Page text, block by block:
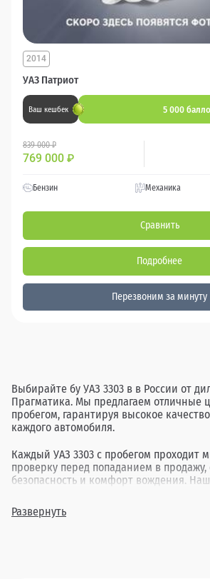
УАЗ Патриот
2014
Ваш кешбек 5 000
839 000 ₽
769 000 ₽
Бензин Механика
Сравнить
Подробнее
Перезвоним за минуту
Выбирайте бу УАЗ 3303 в в России от
Прагматика. Мы предлагаем отличные
пробегом, гарантируя высокое
каждого автомобиля.
Каждый УАЗ 3303 с пробегом проходит
проверку перед попаданием в продажу,
безопасность и комфорт вождения.
позволяя найти идеальный вариант для
Развернуть